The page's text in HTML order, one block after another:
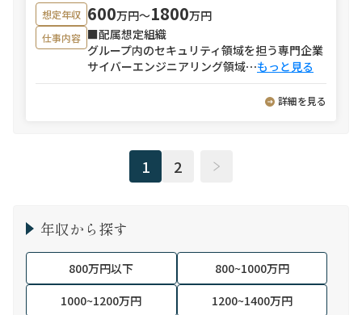
想定年収 600万円〜1800万円
仕事内容 ■配属想定組織
グループ内のセキュリティ領域を担う専門企業
サイバーエンジニアリング領域⋯もっと見る
詳細を見る
1 2
年収から探す
800万円以下
800~1000万円
1000~1200万円
1200~1400万円